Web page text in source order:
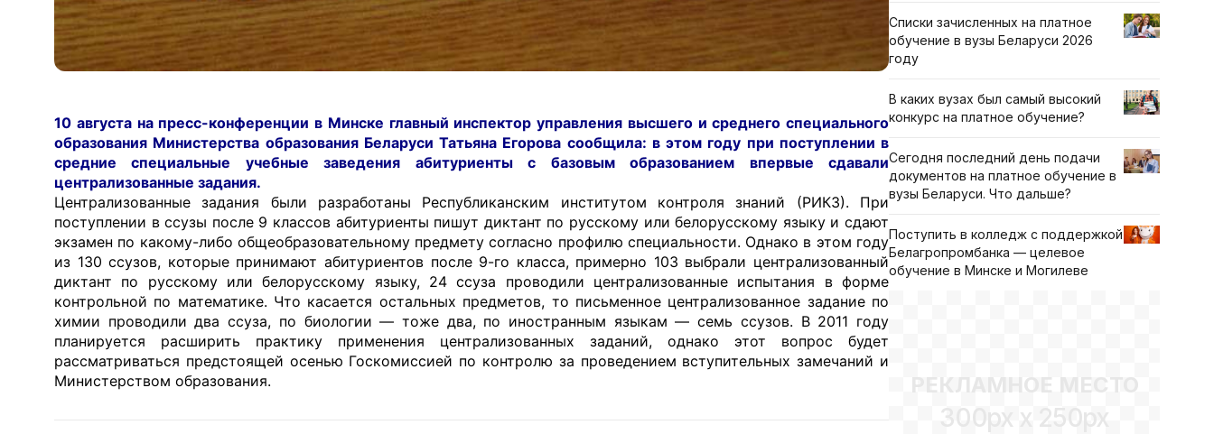
10 августа на пресс-конференции в Минске главный инспектор управления высшего и среднего специального
образования Министерства образования Беларуси Татьяна Егорова сообщила: в этом году при поступлении в
средние специальные учебные заведения абитуриенты с базовым образованием впервые сдавали
централизованные задания.
Централизованные задания были разработаны Республиканским институтом контроля знаний (РИКЗ). При
поступлении в ссузы после 9 классов абитуриенты пишут диктант по русскому или белорусскому языку и сдают
экзамен по какому-либо общеобразовательному предмету согласно профилю специальности. Однако в этом году
из 130 ссузов, которые принимают абитуриентов после 9-го класса, примерно 103 выбрали централизованный
диктант по русскому или белорусскому языку, 24 ссуза проводили централизованные испытания в форме
контрольной по математике. Что касается остальных предметов, то письменное централизованное задание по
химии проводили два ссуза, по биологии — тоже два, по иностранным языкам — семь ссузов. В 2011 году
планируется расширить практику применения централизованных заданий, однако этот вопрос будет
рассматриваться предстоящей осенью Госкомиссией по контролю за проведением вступительных замечаний и
Министерством образования.
Списки зачисленных на платное
обучение в вузы Беларуси 2026
году
В каких вузах был самый высокий
конкурс на платное обучение?
Сегодня последний день подачи
документов на платное обучение в
вузы Беларуси. Что дальше?
Поступить в колледж с поддержкой
Белагропромбанка — целевое
обучение в Минске и Могилеве
РЕКЛАМНОЕ МЕСТО
300px x 250px